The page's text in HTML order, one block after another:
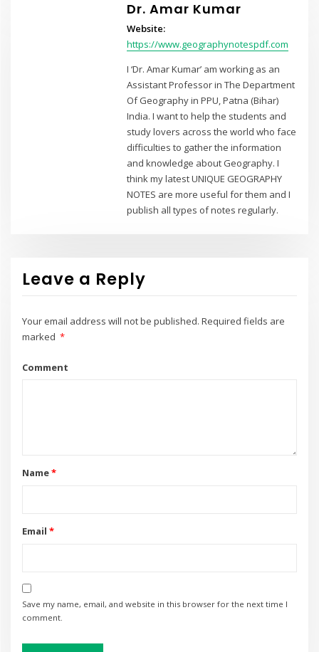
Dr. Amar Kumar
Website:
https://www.geographynotespdf.com
I ‘Dr. Amar Kumar’ am working as an
Assistant Professor in The Department
Of Geography in PPU, Patna (Bihar)
India. I want to help the students and
study lovers across the world who face
difficulties to gather the information
and knowledge about Geography. I
think my latest UNIQUE GEOGRAPHY
NOTES are more useful for them and I
publish all types of notes regularly.
Leave a Reply
Your email address will not be published. Required fields are
marked *
Comment
Name*
Email *
Save my name, email, and website in this browser for the next time I
comment.